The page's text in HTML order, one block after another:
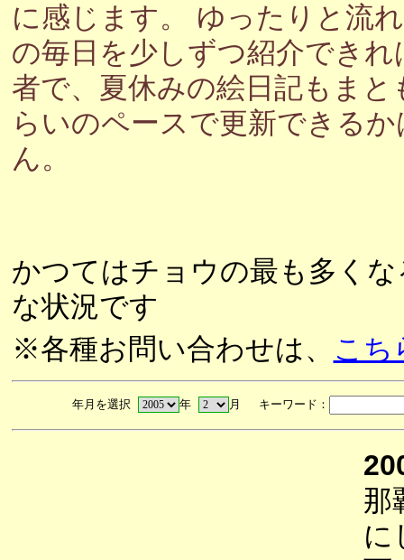
に感じます。 ゆったりと流
の毎日を少しずつ紹介でき
者で、夏休みの絵日記もま
らいのペースで更新できる
ん。
かつてはチョウの最も多く
な状況です
※各種お問い合わせは、 こち
年月を選択 年 月 キーワード：
那
に